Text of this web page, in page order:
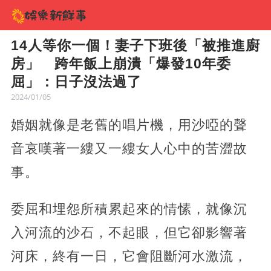
14人等你一個！妻子下班後「被推進廚
房」 跨年飯上崩潰「爆發10年委
屈」：日子沒法過了
2024/01/05
婚姻就像是老舊的唱片機，用沙啞的聲
音哀嘆著一縷又一縷女人心中的苦澀故
事。
委屈和埋怨所積累起來的情愫，就像沉
入河流的沙石，不起眼，但它卻影響著
河床，終有一日，它會阻斷河水激流，